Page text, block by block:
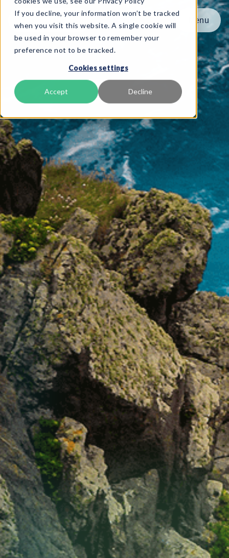
If you decline, your information won’t be tracked
when you visit this website. A single cookie will
be used in your browser to remember your
preference not to be tracked.
Cookies settings
Accept Decline
Menu
Menu
Product
Tjenester
Ressurser
Om oss
Book Demo